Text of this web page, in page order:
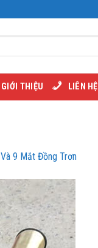
GIỚI THIỆU LIÊN HỆ
9 Mắt Đồng Trơn